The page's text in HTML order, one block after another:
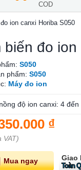
COD
ion canxi Horiba S050
biến đo
S050
phẩm: S050
Máy đo ion
độ ion canxi: 4
₫
VAT)
Mua ngay Giao
Toàn